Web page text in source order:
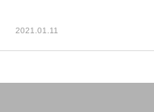
2021.01.11